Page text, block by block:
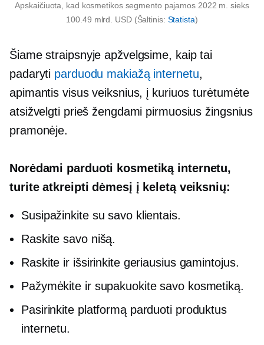
Apskaičiuota, kad kosmetikos segmento pajamos 2022 m. sieks
100.49 mlrd. USD (Šaltinis: Statista)
Šiame straipsnyje apžvelgsime, kaip tai
padaryti parduodu makiažą internetu,
apimantis visus veiksnius, į kuriuos turėtumėte
atsižvelgti prieš žengdami pirmuosius žingsnius
pramonėje.
Norėdami parduoti kosmetiką internetu,
turite atkreipti dėmesį į keletą veiksnių:
Susipažinkite su savo klientais.
Raskite savo nišą.
Raskite ir išsirinkite geriausius gamintojus.
Pažymėkite ir supakuokite savo kosmetiką.
Pasirinkite platformą parduoti produktus
internetu.